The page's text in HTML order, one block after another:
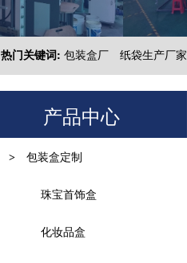
热门关键词: 包装盒厂 纸袋生产厂家
产品中心
> 包装盒定制
珠宝首饰盒
化妆品盒